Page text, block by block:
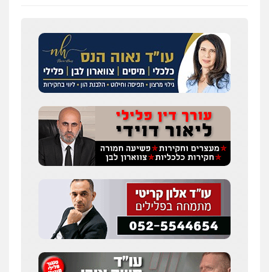
כבריאן, מזר – משרד עורכי דין
0543986802
משפחה גישור
0507206063
עו"ד בועז קניג
פלילי משפחה כלכלי צבאי
0507003001
עו"ד אייל בסרגליק
פלילי כלכלי צווארון לבן עורכי דין לענייני
אסירים אזרחי נדל"ן / עסקים
0528488515